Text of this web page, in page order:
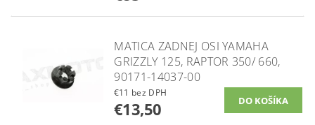
MATICA ZADNEJ OSI YAMAHA
GRIZZLY 125, RAPTOR 350/ 660,
90171-14037-00
€11 bez DPH
€13,50